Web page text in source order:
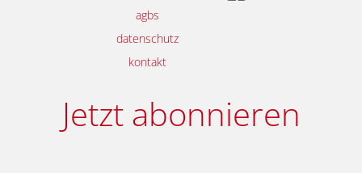
agbs
datenschutz
kontakt
Jetzt abonnieren